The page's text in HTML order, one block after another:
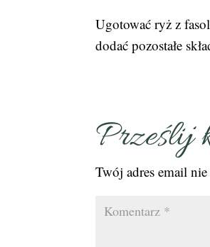
Ugotować ryż z
dodać pozostałe
Prześlij
Twój adres email